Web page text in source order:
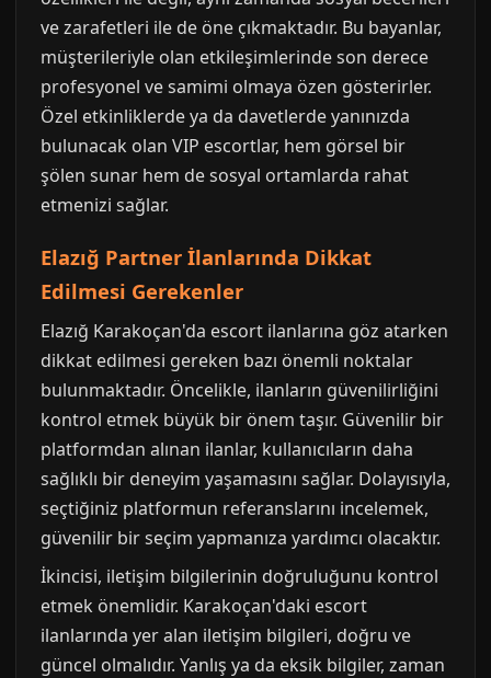
ve zarafetleri ile de öne çıkmaktadır. Bu bayanlar,
müşterileriyle olan etkileşimlerinde son derece
profesyonel ve samimi olmaya özen gösterirler.
Özel etkinliklerde ya da davetlerde yanınızda
bulunacak olan VIP escortlar, hem görsel bir
şölen sunar hem de sosyal ortamlarda rahat
etmenizi sağlar.
Elazığ Partner İlanlarında Dikkat
Edilmesi Gerekenler
Elazığ Karakoçan'da escort ilanlarına göz atarken
dikkat edilmesi gereken bazı önemli noktalar
bulunmaktadır. Öncelikle, ilanların güvenilirliğini
kontrol etmek büyük bir önem taşır. Güvenilir bir
platformdan alınan ilanlar, kullanıcıların daha
sağlıklı bir deneyim yaşamasını sağlar. Dolayısıyla,
seçtiğiniz platformun referanslarını incelemek,
güvenilir bir seçim yapmanıza yardımcı olacaktır.
İkincisi, iletişim bilgilerinin doğruluğunu kontrol
etmek önemlidir. Karakoçan'daki escort
ilanlarında yer alan iletişim bilgileri, doğru ve
güncel olmalıdır. Yanlış ya da eksik bilgiler, zaman